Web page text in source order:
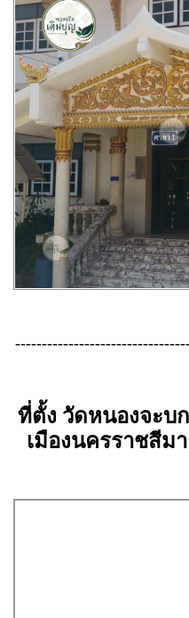
ที่ตั้ง วัดหนองจะบ
เมืองนครราชสีม